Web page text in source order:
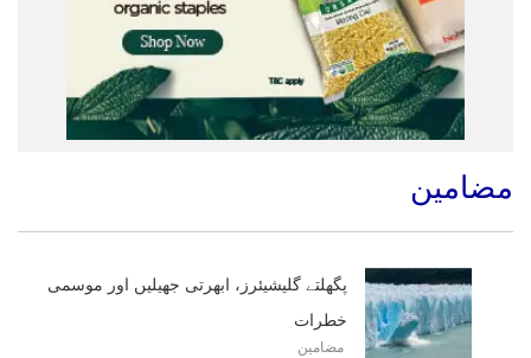
مضامین
پگھلتے گلیشیئرز، ابھرتی جھیلیں اور موسمی
خطرات
مضامین